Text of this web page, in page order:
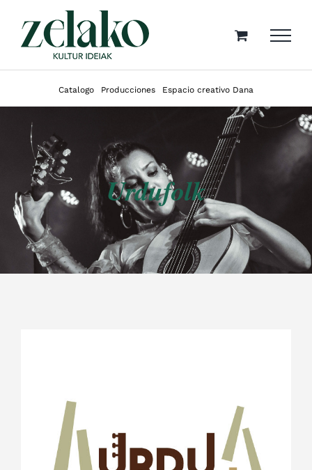
Catalogo Producciones Espacio creativo Dana
Urdufolk